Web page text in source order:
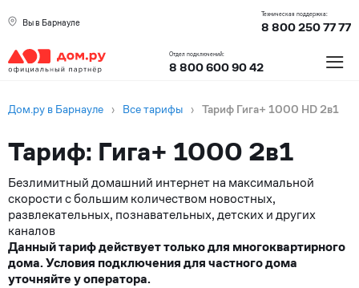
Вы в Барнауле
Техническая поддержка:
8 800 250 77 77
Отдел подключений:
8 800 600 90 42 ≡
Дом.ру в Барнауле › Все тарифы › Тариф Гига+ 1000 HD 2в1
Тариф: Гига+ 1000 2в1
Безлимитный домашний интернет на максимальной
скорости с большим количеством новостных,
развлекательных, познавательных, детских и других
каналов
Данный тариф действует только для многоквартирного
дома. Условия подключения для частного дома
уточняйте у оператора.